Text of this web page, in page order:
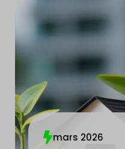
mars 2026